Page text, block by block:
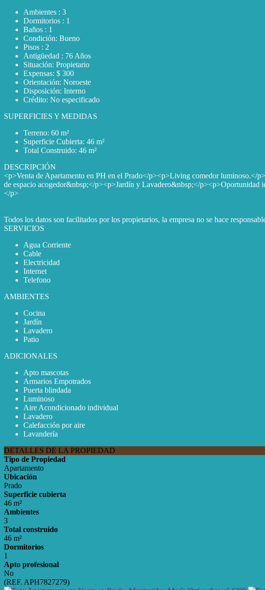
Ambientes : 3
Dormitorios : 1
Baños : 1
Condición: Bueno
Pisos : 2
Antigüedad : 76 Años
Situación: Propietario
Expensas: $ 300
Orientación: Noroeste
Disposición: Interno
Crédito: No especificado
SUPERFICIES Y MEDIDAS
Terreno: 60 m²
Superficie Cubierta: 46 m²
Total Construido: 46 m²
DESCRIPCIÓN
<p>Venta de Apartamento en PH en el Prado</p><p>Living comedor
de espacio acogedor&nbsp;</p><p>Jardín y Lavadero&nbsp;</
</p>
Todos los datos son facilitados por los propietarios, la empresa no se hace
SERVICIOS
Agua Corriente
Cable
Electricidad
Internet
Telefono
AMBIENTES
Cocina
Jardín
Lavadero
Patio
ADICIONALES
Apto mascotas
Armarios Empotrados
Puerta blindada
Luminoso
Aire Acondicionado individual
Lavadero
Calefacción por aire
Lavandería
DETALLES DE LA PROPIEDAD
Tipo de Propiedad
Apartamento
Ubicación
Prado
Superficie cubierta
46 m²
Ambientes
3
Total construido
46 m²
Dormitorios
1
Apto profesional
No
(REF. APH7827279)